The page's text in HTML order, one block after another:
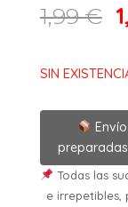
1,99€
SIN
Todas las
e irrepetibles,